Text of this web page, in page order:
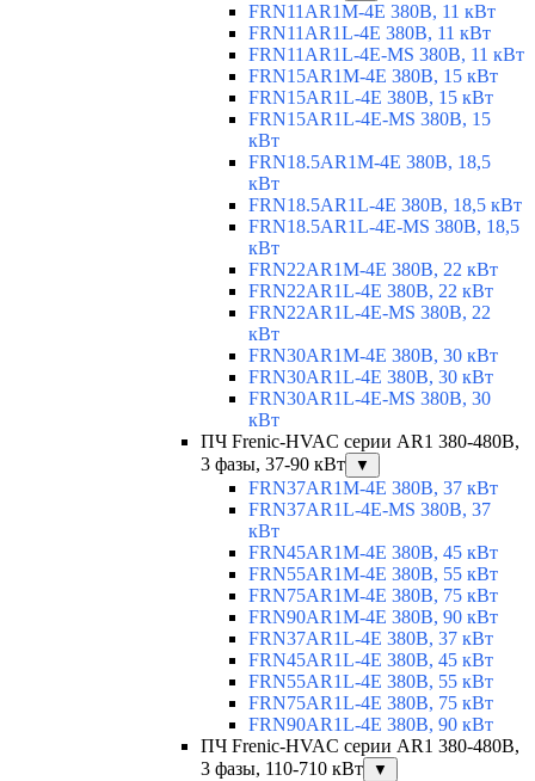
FRN11AR1M-4E 380В, 11 кВт
FRN11AR1L-4E 380В, 11 кВт
FRN11AR1L-4E-MS 380В, 11 кВт
FRN15AR1M-4E 380В, 15 кВт
FRN15AR1L-4E 380В, 15 кВт
FRN15AR1L-4E-MS 380В, 15
кВт
FRN18.5AR1M-4E 380В, 18,5
кВт
FRN18.5AR1L-4E 380В, 18,5 кВт
FRN18.5AR1L-4E-MS 380В, 18,5
кВт
FRN22AR1M-4E 380В, 22 кВт
FRN22AR1L-4E 380В, 22 кВт
FRN22AR1L-4E-MS 380В, 22
кВт
FRN30AR1M-4E 380В, 30 кВт
FRN30AR1L-4E 380В, 30 кВт
FRN30AR1L-4E-MS 380В, 30
кВт
ПЧ Frenic-HVAC серии AR1 380-480В,
3 фазы, 37-90 кВт
▼
FRN37AR1M-4E 380В, 37 кВт
FRN37AR1L-4E-MS 380В, 37
кВт
FRN45AR1M-4E 380В, 45 кВт
FRN55AR1M-4E 380В, 55 кВт
FRN75AR1M-4E 380В, 75 кВт
FRN90AR1M-4E 380В, 90 кВт
FRN37AR1L-4E 380В, 37 кВт
FRN45AR1L-4E 380В, 45 кВт
FRN55AR1L-4E 380В, 55 кВт
FRN75AR1L-4E 380В, 75 кВт
FRN90AR1L-4E 380В, 90 кВт
ПЧ Frenic-HVAC серии AR1 380-480В,
3 фазы, 110-710 кВт
▼